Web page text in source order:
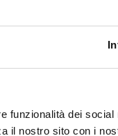
funzionalità dei
il nostro sito con i